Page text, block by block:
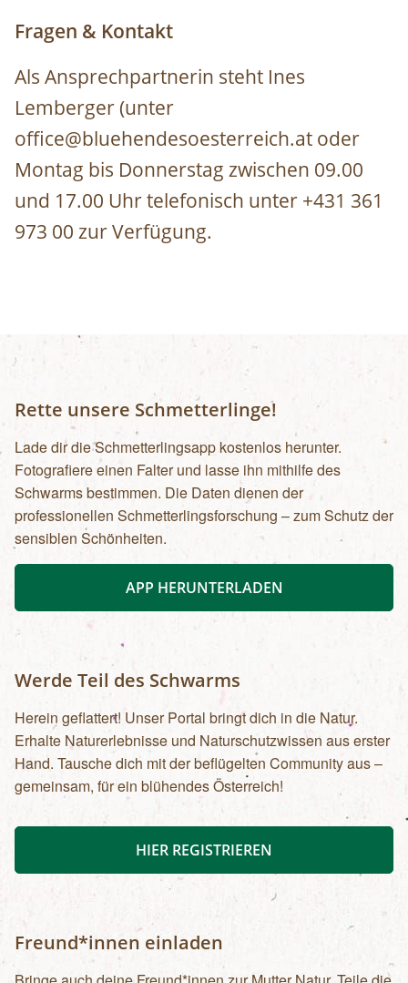
Fragen & Kontakt
Als Ansprechpartnerin steht Ines
Lemberger (unter
office@bluehendesoesterreich.at oder
Montag bis Donnerstag zwischen 09.00
und 17.00 Uhr telefonisch unter +431 361
973 00 zur Verfügung.
Rette unsere Schmetterlinge!
Lade dir die Schmetterlingsapp kostenlos herunter.
Fotografiere einen Falter und lasse ihn mithilfe des
Schwarms bestimmen. Die Daten dienen der
professionellen Schmetterlingsforschung – zum Schutz der
sensiblen Schönheiten.
APP HERUNTERLADEN
Werde Teil des Schwarms
Herein geflattert! Unser Portal bringt dich in die Natur.
Erhalte Naturerlebnisse und Naturschutzwissen aus erster
Hand. Tausche dich mit der beflügelten Community aus –
gemeinsam, für ein blühendes Österreich!
HIER REGISTRIEREN
Freund*innen einladen